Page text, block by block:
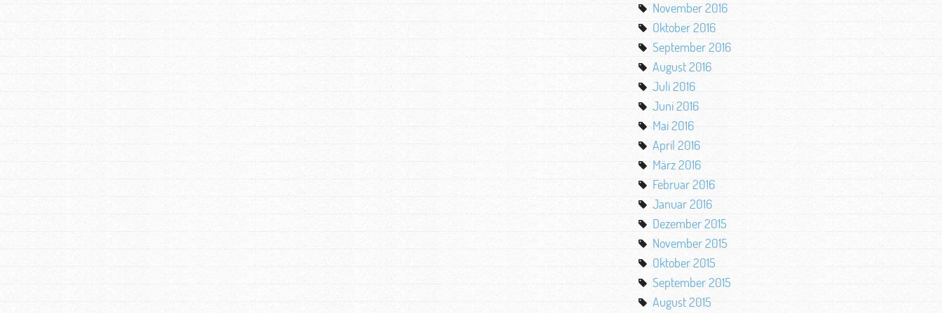
November 2016
Oktober 2016
September 2016
August 2016
Juli 2016
Juni 2016
Mai 2016
April 2016
März 2016
Februar 2016
Januar 2016
Dezember 2015
November 2015
Oktober 2015
September 2015
August 2015